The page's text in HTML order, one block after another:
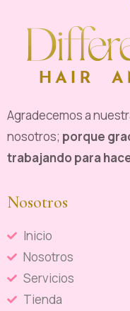
Agradecemos a
nosotros; porque
trabajando para
Nosotros
Inicio
Nosotros
Servicios
Tienda